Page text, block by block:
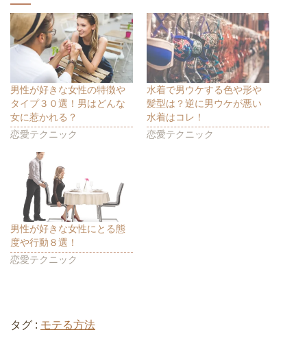
t
e
r
で
共
有
い
ウ
ィ
ン
ド
ウ
で
開
ま
す
)
す
る
に
は
ク
リ
ッ
ク
し
て
く
だ
さ
い
(
新
ィ
ン
ド
ウ
で
き
ま
す
)
e
+
で
共
有
(
新
し
い
ウ
ィ
ン
で
男性が好きな女性の特徴や
タイプ３０選！男はどんな
女に惹かれる？
恋愛テクニック
水着で男ウケする色や形や
髪型は？逆に男ウケが悪い
水着はコレ！
恋愛テクニック
男性が好きな女性にとる態
度や行動８選！
恋愛テクニック
タグ : モテる方法